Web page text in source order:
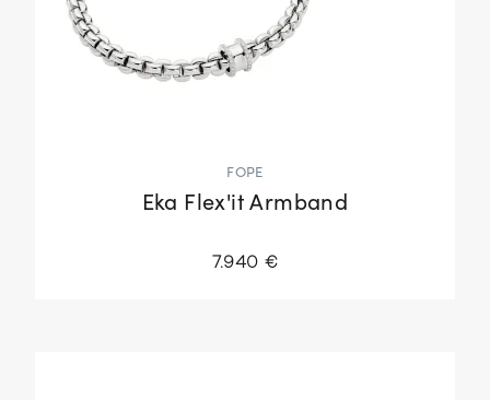
FOPE
Eka Flex'it Armband
7.940 €